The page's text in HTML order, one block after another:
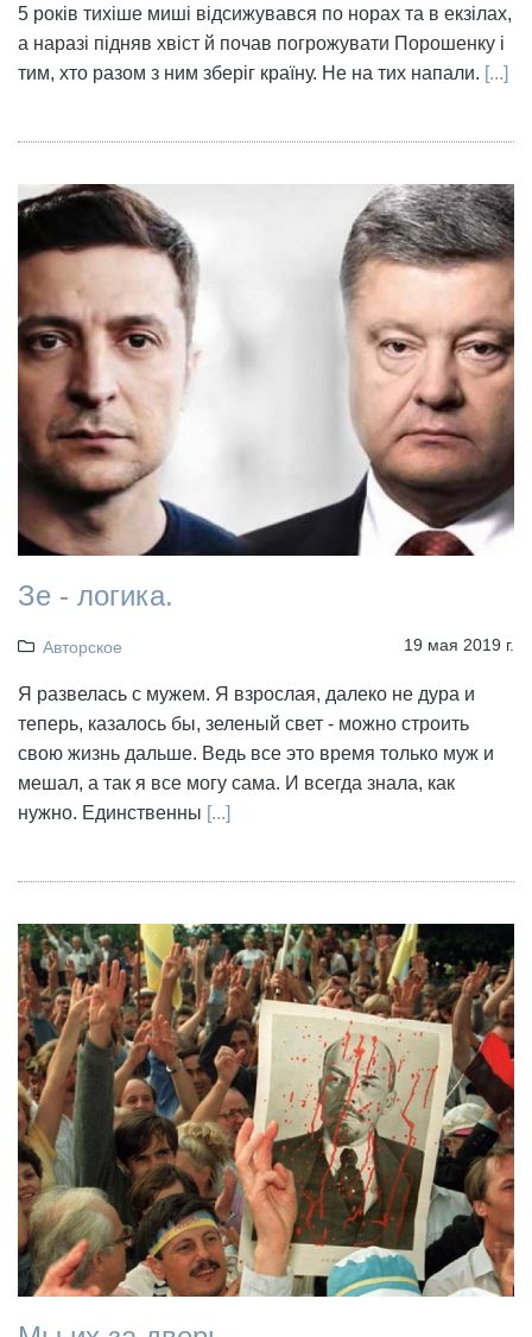
5 років тихіше миші відсижувався по норах та в екзілах,
а наразі підняв хвіст й почав погрожувати Порошенку і
тим, хто разом з ним зберіг країну. Не на тих напали. [...]
Зе - логика.
Авторское 19 мая 2019 г.
Я развелась с мужем. Я взрослая, далеко не дура и
теперь, казалось бы, зеленый свет - можно строить
свою жизнь дальше. Ведь все это время только муж и
мешал, а так я все могу сама. И всегда знала, как
нужно. Единственны [...]